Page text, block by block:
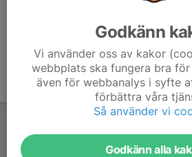
Godkänn
Vi använder oss av kakor
webbplats ska fungera bra
även för webbanalys i syfte
förbättra våra
Så använder vi
Godkänn alla